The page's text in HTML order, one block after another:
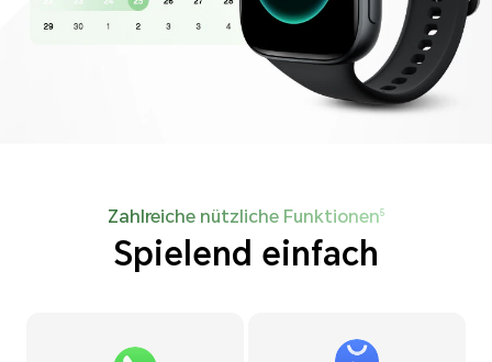
Zahlreiche nützliche Funktionen5
Spielend einfach